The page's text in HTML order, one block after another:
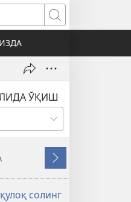
Излаш
ЎҚИШ
Кейингиси
солинг